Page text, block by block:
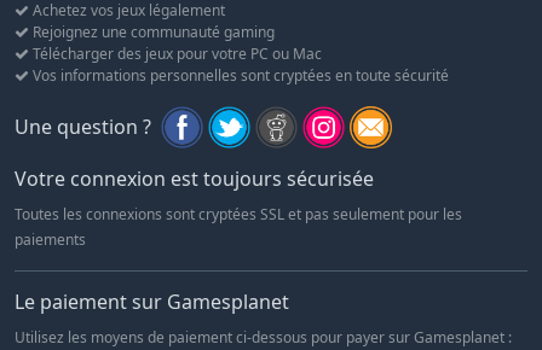
Achetez vos jeux légalement
Rejoignez une communauté gaming
Télécharger des jeux pour votre PC ou Mac
Vos informations personnelles sont cryptées en toute sécurité
Une question ?
Votre connexion est toujours sécurisée
Toutes les connexions sont cryptées SSL et pas seulement pour les
paiements
Le paiement sur Gamesplanet
Utilisez les moyens de paiement ci-dessous pour payer sur Gamesplanet :